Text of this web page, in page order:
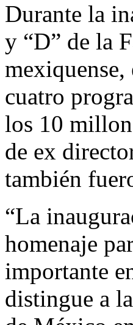
Durante la
y “D” de la
cuatro
los 10
de ex
también
“La
homenaje
importante
distingue a